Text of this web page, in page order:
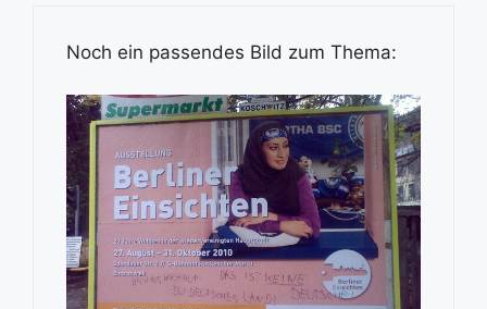
Noch ein passendes Bild zum Thema: